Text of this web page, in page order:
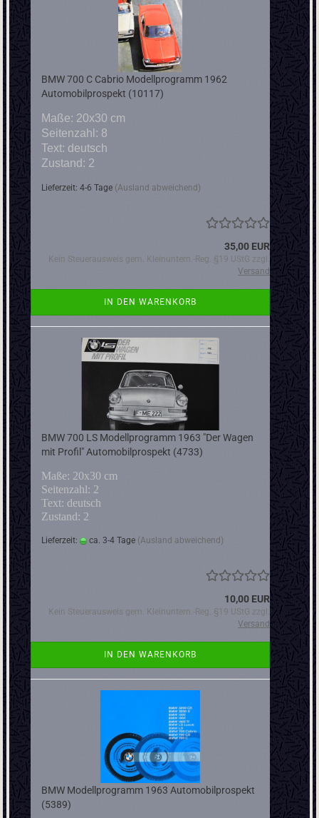
BMW 700 C Cabrio Modellprogramm 1962
Automobilprospekt (10117)
Maße: 20x30 cm
Seitenzahl: 8
Text: deutsch
Zustand: 2
Lieferzeit: 4-6 Tage (Ausland abweichend)
35,00 EUR
Kein Steuerausweis gem. Kleinuntern.-Reg. §19 UStG zzgl.
Versand
IN DEN WARENKORB
BMW 700 LS Modellprogramm 1963 "Der Wagen
mit Profil" Automobilprospekt (4733)
Maße: 20x30 cm
Seitenzahl: 2
Text: deutsch
Zustand: 2
Lieferzeit: ca. 3-4 Tage (Ausland abweichend)
10,00 EUR
Kein Steuerausweis gem. Kleinuntern.-Reg. §19 UStG zzgl.
Versand
IN DEN WARENKORB
BMW Modellprogramm 1963 Automobilprospekt
(5389)